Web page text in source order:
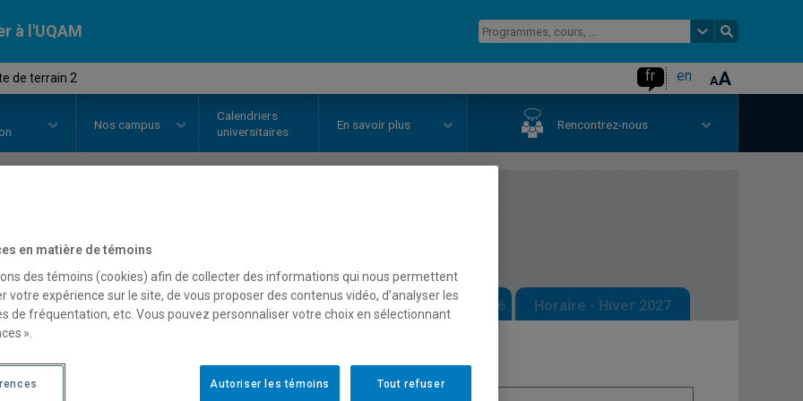
à l'UQAM
de terrain 2 fr en
Nos campus
Calendriers
universitaires
En savoir plus Rencontrez-nous
Description Horaire - Été 2026 Horaire - Automne 2026 Horaire - Hiver 2027
en matière de témoins
des témoins (cookies) afin de collecter des informations qui nous permettent
votre expérience sur le site, de vous proposer des contenus vidéo, d’analyser les
de fréquentation, etc. Vous pouvez personnaliser votre choix en sélectionnant
».
Tout refuser
Autoriser les témoins